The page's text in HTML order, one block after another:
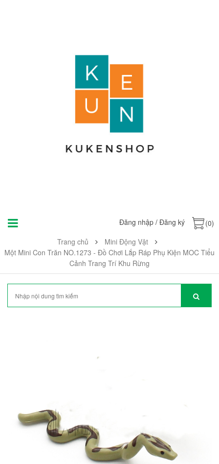
Đăng nhập / Đăng ký
(0)
Trang chủ
Mini Động Vật
Một Mini Con Trăn NO.1273 - Đồ Chơi Lắp Ráp Phụ Kiện MOC Tiểu
Cảnh Trang Trí Khu Rừng